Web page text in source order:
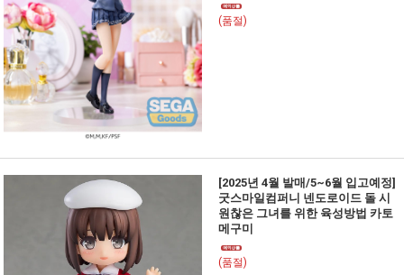
(품절)
[2025년 4월 발매/5~6월 입고예정]
굿스마일컴퍼니 넨도로이드 돌 시
원찮은 그녀를 위한 육성방법 카토
메구미
(품절)